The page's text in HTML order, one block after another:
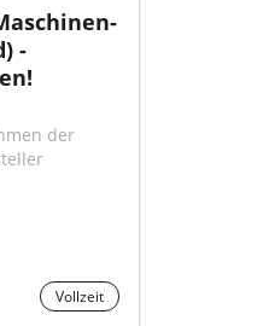
-
der
Vollzeit